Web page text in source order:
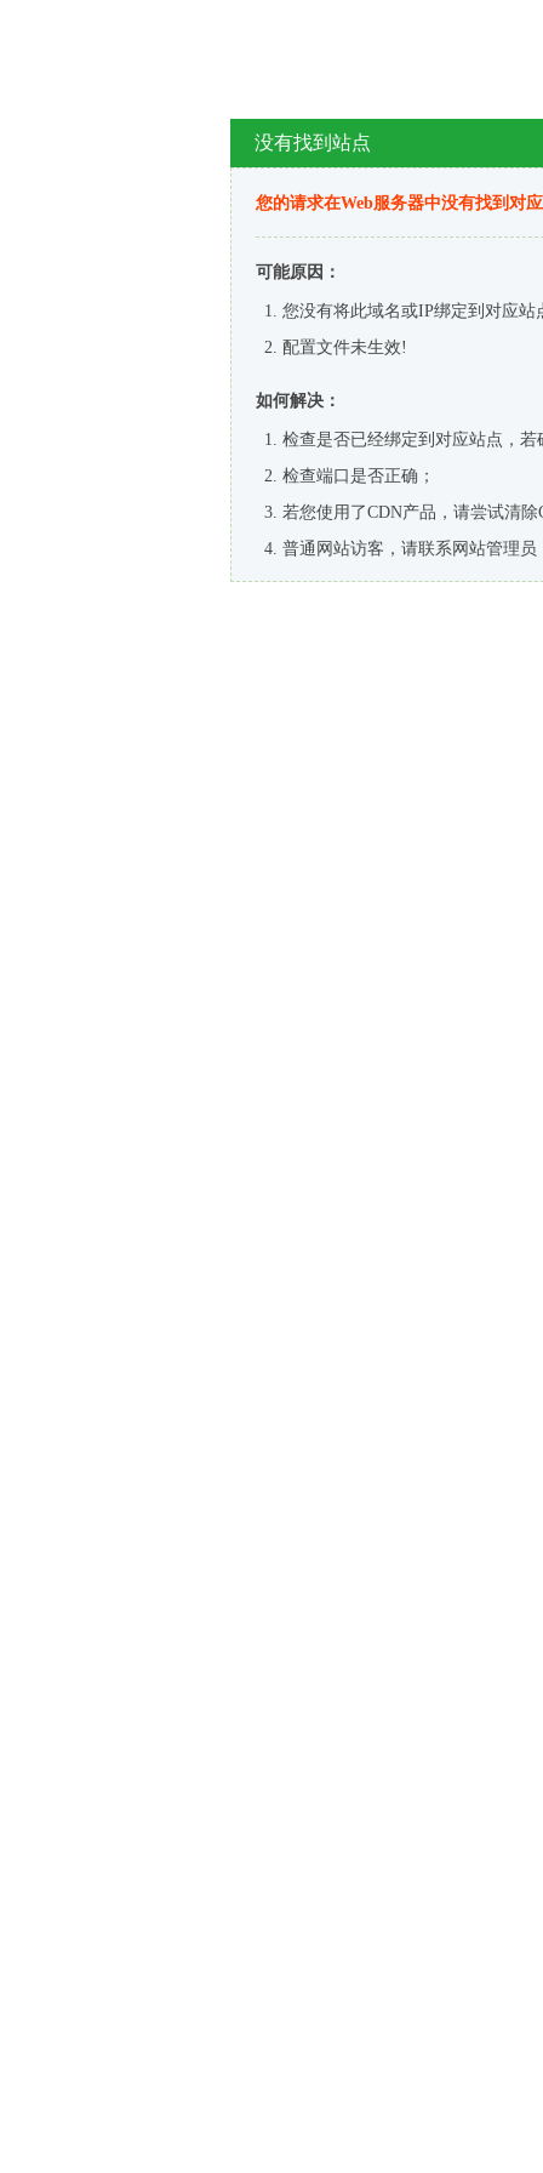
没有找到站点
您的请求在Web服务器中没有找到对
可能原因：
您没有将此域名或IP绑定到对应站
配置文件未生效!
如何解决：
检查是否已经绑定到对应站点，
检查端口是否正确；
若您使用了CDN产品，请尝试清除
普通网站访客，请联系网站管理员